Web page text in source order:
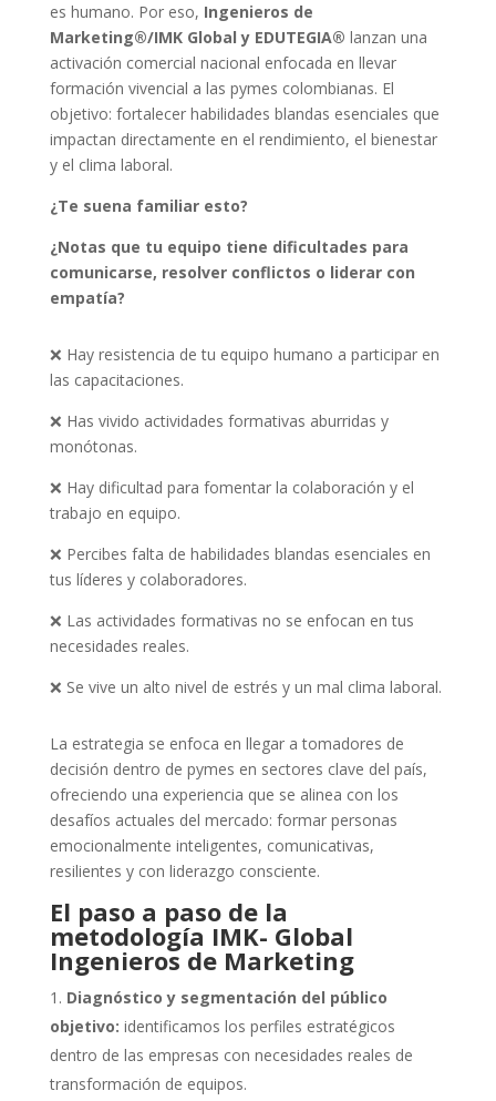
es humano. Por eso, Ingenieros de
Marketing®/IMK Global y EDUTEGIA® lanzan una
activación comercial nacional enfocada en llevar
formación vivencial a las pymes colombianas. El
objetivo: fortalecer habilidades blandas esenciales que
impactan directamente en el rendimiento, el bienestar
y el clima laboral.
¿Te suena familiar esto?
¿Notas que tu equipo tiene dificultades para
comunicarse, resolver conflictos o liderar con
empatía?
❌ Hay resistencia de tu equipo humano a participar en
las capacitaciones.
❌ Has vivido actividades formativas aburridas y
monótonas.
❌ Hay dificultad para fomentar la colaboración y el
trabajo en equipo.
❌ Percibes falta de habilidades blandas esenciales en
tus líderes y colaboradores.
❌ Las actividades formativas no se enfocan en tus
necesidades reales.
❌ Se vive un alto nivel de estrés y un mal clima laboral.
La estrategia se enfoca en llegar a tomadores de
decisión dentro de pymes en sectores clave del país,
ofreciendo una experiencia que se alinea con los
desafíos actuales del mercado: formar personas
emocionalmente inteligentes, comunicativas,
resilientes y con liderazgo consciente.
El paso a paso de la
metodología IMK- Global
Ingenieros de Marketing
Diagnóstico y segmentación del público
objetivo: identificamos los perfiles estratégicos
dentro de las empresas con necesidades reales de
transformación de equipos.